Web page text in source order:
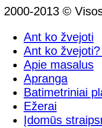
2000-2013 ©
Ant ko žvejoti
Ant ko
Apie masalus
Apranga
Batimetriniai
Ežerai
Įdomūs